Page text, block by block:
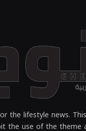
the lifestyle news.
the use of the theme